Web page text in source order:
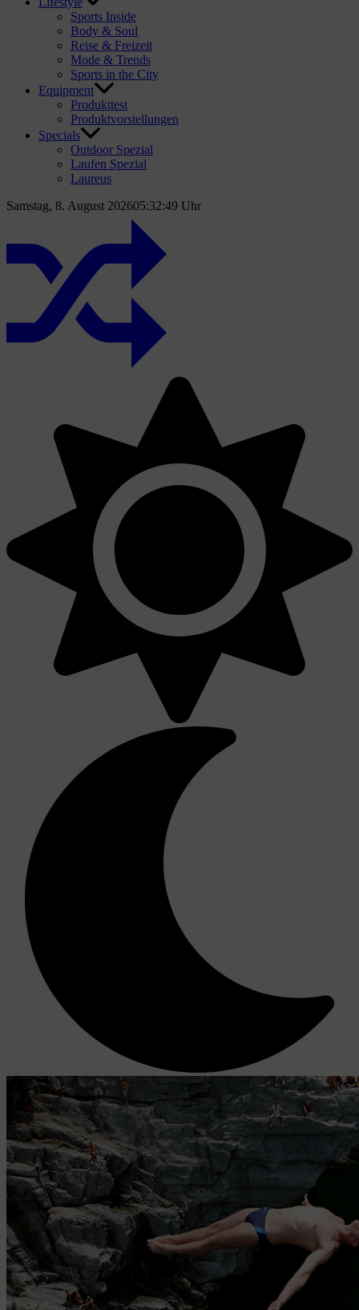
Sports Inside
Body & Soul
Reise & Freizeit
Mode & Trends
Sports in the City
Equipment
Produkttest
Produktvorstellungen
Specials
Outdoor Spezial
Laufen Spezial
Laureus
Samstag, 8. August 202605:32:50 Uhr